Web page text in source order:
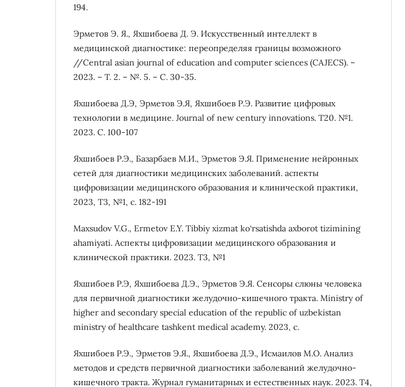
194.
Эрметов Э. Я., Яхшибоева Д. Э. Искусственный интеллект в
медицинской диагностике: переопределяя границы возможного
//Central asian journal of education and computer sciences (CAJECS). –
2023. – Т. 2. – №. 5. – С. 30-35.
Яхшибоева Д.Э, Эрметов Э.Я, Яхшибоев Р.Э. Развитие цифровых
технологии в медицине. Journal of new century innovations. T20. №1.
2023. C. 100-107
Яхшибоев Р.Э., Базарбаев М.И., Эрметов Э.Я. Применение нейронных
сетей для диагностики медицинских заболеваний. аспекты
цифровизации медицинского образования и клинической практики,
2023, Т3, №1, с. 182-191
Maxsudov V.G., Ermetov E.Y. Tibbiy xizmat ko‘rsatishda axborot tizimining
ahamiyati. Аспекты цифровизации медицинского образования и
клинической практики. 2023. T3, №1
Яхшибоев Р.Э, Яхшибоева Д.Э., Эрметов Э.Я. Сенсоры слюны человека
для первичной диагностики желудочно-кишечного тракта. Ministry of
higher and secondary special education of the republic of uzbekistan
ministry of healthcare tashkent medical academy. 2023, с.
Яхшибоев Р.Э., Эрметов Э.Я., Яхшибоева Д.Э., Исмаилов М.О. Анализ
методов и средств первичной диагностики заболеваний желудочно-
кишечного тракта. Журнал гуманитарных и естественных наук. 2023. Т4,